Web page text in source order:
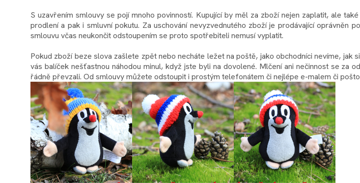
S uzavřením smlouvy se pojí mnoho povinností. Kupující by měl za zboží nejen zaplatit, ale
prodlení a pak i smluvní pokutu. Za uschování nevyzvednutého zboží je prodávající oprávněn
smlouvu včas neukončit odstoupením se proto spotřebiteli nemusí vyplatit.
Pokud zboží beze slova zašlete zpět nebo necháte ležet na poště, jako obchodníci nevíme,
vás balíček nešťastnou náhodou minul, když jste byli na dovolené. Mlčení ani nečinnost se za
řádně převzali. Od smlouvy můžete odstoupit i prostým telefonátem či nejlépe e-malem či